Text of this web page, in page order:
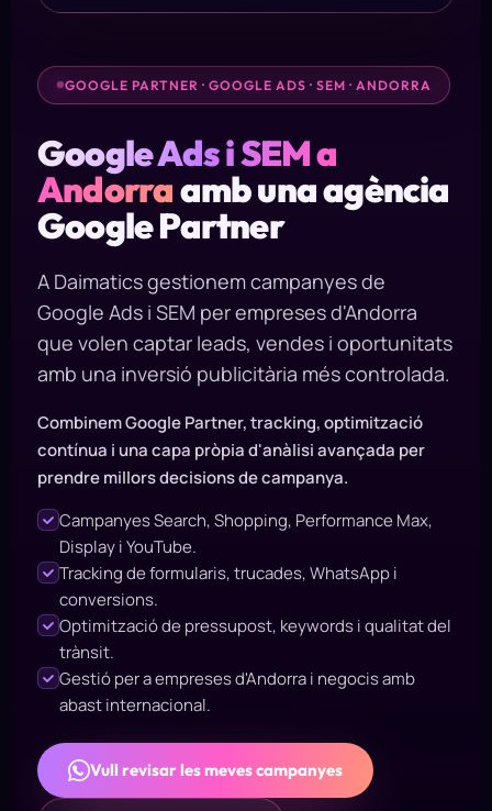
GOOGLE PARTNER · GOOGLE ADS · SEM · ANDORRA
Google Ads i SEM a
Andorraamb una agència
Google Partner
A Daimatics gestionem campanyes de
Google Ads i SEM per empreses d'Andorra
que volen captar leads, vendes i oportunitats
amb una inversió publicitària més controlada.
Combinem Google Partner, tracking, optimització
contínua i una capa pròpia d'anàlisi avançada per
prendre millors decisions de campanya.
Campanyes Search, Shopping, Performance Max,
Display i YouTube.
Tracking de formularis, trucades, WhatsApp i
conversions.
Optimització de pressupost, keywords i qualitat del
trànsit.
Gestió per a empreses d'Andorra i negocis amb
abast internacional.
Vull revisar les meves campanyes